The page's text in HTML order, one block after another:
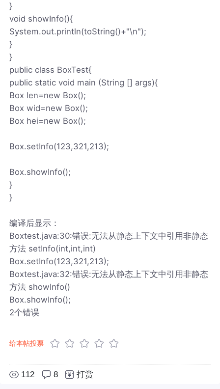
}
void showInfo(){
System.out.println(toString()+"\n");
}
}
public class BoxTest{
public static void main (String [] args){
Box len=new Box();
Box wid=new Box();
Box hei=new Box();
Box.setInfo(123,321,213);
Box.showInfo();
}
}
编译后显示：
Boxtest.java:30:错误:无法从静态上下文中引用非静态
方法 setInfo(int,int,int)
Box.setInfo(123,321,213);
Boxtest.java:32:错误:无法从静态上下文中引用非静态
方法 showInfo()
Box.showInfo();
2个错误
给本帖投票
112 8 打赏